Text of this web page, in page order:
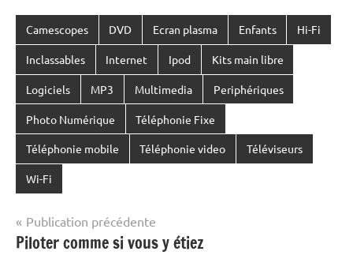
Camescopes DVD Ecran plasma Enfants Hi-Fi
Inclassables Internet Ipod Kits main libre
Logiciels MP3 Multimedia Periphériques
Photo Numérique Téléphonie Fixe
Téléphonie mobile Téléphonie video Téléviseurs
Wi-Fi
Navigation
de
Publication précédente
Piloter comme si vous y étiez